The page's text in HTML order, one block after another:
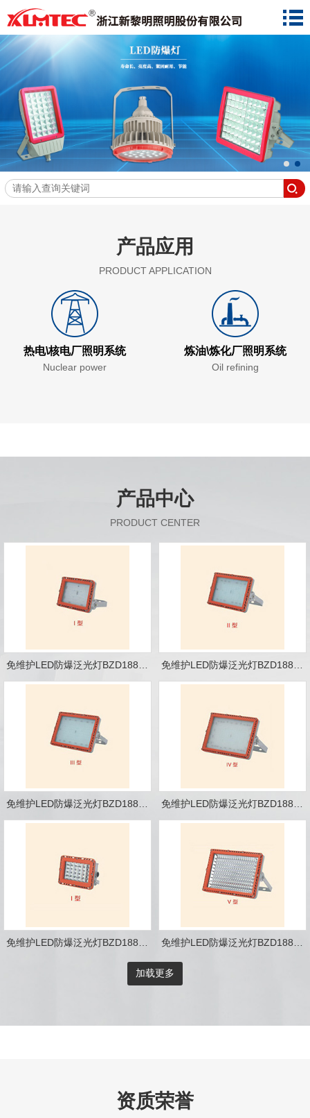
产品应用
PRODUCT APPLICATION
热电\核电厂照明系统
Nuclear power
炼油\炼化厂照明系统
Oil refining
产品中心
PRODUCT CENTER
加载更多
资质荣誉